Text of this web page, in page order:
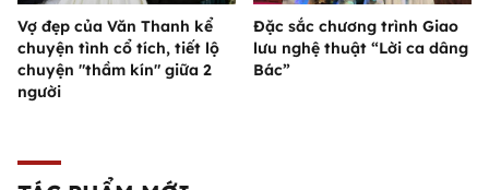
Vợ đẹp của Văn Thanh kể
chuyện tình cổ tích, tiết lộ
chuyện "thầm kín" giữa 2
người
Đặc sắc chương trình Giao
lưu nghệ thuật “Lời ca dâng
Bác”